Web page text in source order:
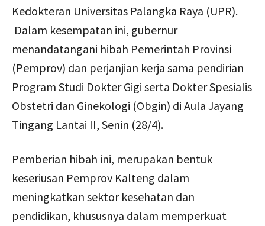
Kedokteran Universitas Palangka Raya (UPR).
Dalam kesempatan ini, gubernur
menandatangani hibah Pemerintah Provinsi
(Pemprov) dan perjanjian kerja sama pendirian
Program Studi Dokter Gigi serta Dokter Spesialis
Obstetri dan Ginekologi (Obgin) di Aula Jayang
Tingang Lantai II, Senin (28/4).
Pemberian hibah ini, merupakan bentuk
keseriusan Pemprov Kalteng dalam
meningkatkan sektor kesehatan dan
pendidikan, khususnya dalam memperkuat